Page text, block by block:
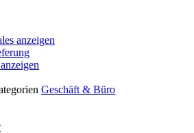
anzeigen
Geschäft & Büro